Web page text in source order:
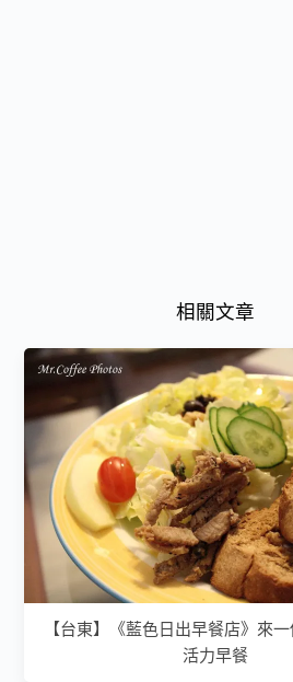
相關文章
【台東】《藍色日出早餐店》來
活力早餐